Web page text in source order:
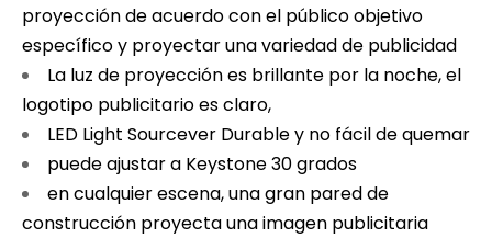
proyección de acuerdo con el público objetivo
específico y proyectar una variedad de publicidad
La luz de proyección es brillante por la noche, el
logotipo publicitario es claro,
LED Light Sourcever Durable y no fácil de quemar
puede ajustar a Keystone 30 grados
en cualquier escena, una gran pared de
construcción proyecta una imagen publicitaria